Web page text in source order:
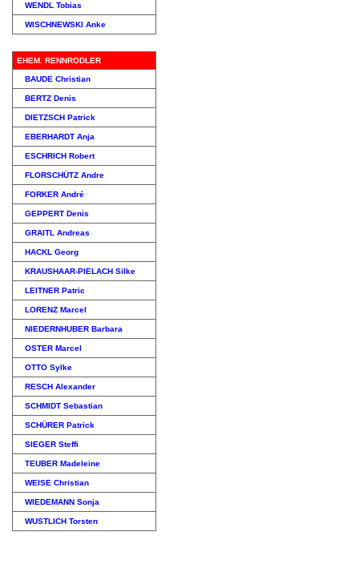
WENDL Tobias
WISCHNEWSKI Anke
EHEM. RENNRODLER
BAUDE Christian
BERTZ Denis
DIETZSCH Patrick
EBERHARDT Anja
ESCHRICH Robert
FLORSCHÜTZ Andre
FORKER André
GEPPERT Denis
GRAITL Andreas
HACKL Georg
KRAUSHAAR-PIELACH Silke
LEITNER Patric
LORENZ Marcel
NIEDERNHUBER Barbara
OSTER Marcel
OTTO Sylke
RESCH Alexander
SCHMIDT Sebastian
SCHÜRER Patrick
SIEGER Steffi
TEUBER Madeleine
WEISE Christian
WIEDEMANN Sonja
WUSTLICH Torsten